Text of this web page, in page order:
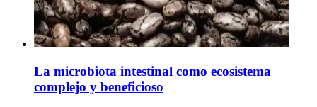
La microbiota intestinal como ecosistema
complejo y beneficioso